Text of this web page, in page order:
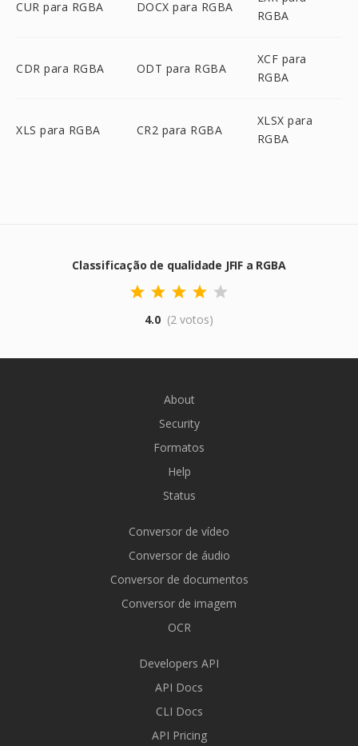
CUR para RGBA DOCX para RGBA
RGBA
CDR para RGBA ODT para RGBA
XCF para
RGBA
XLS para RGBA CR2 para RGBA
XLSX para
RGBA
Classificação de qualidade JFIF a RGBA
4.0 (2 votos)
About
Security
Formatos
Help
Status
Conversor de vídeo
Conversor de áudio
Conversor de documentos
Conversor de imagem
OCR
Developers API
API Docs
CLI Docs
API Pricing